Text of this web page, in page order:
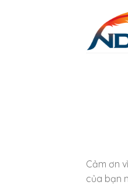
Cảm ơn
của bạn